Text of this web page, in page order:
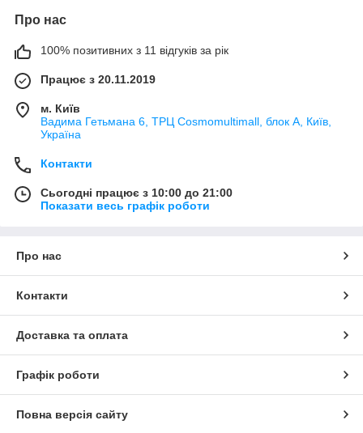
Про нас
100% позитивних з 11 відгуків за рік
Працює з 20.11.2019
м. Київ
Вадима Гетьмана 6, ТРЦ Cosmomultimall, блок А, Київ,
Україна
Контакти
Сьогодні працює з 10:00 до 21:00
Показати весь графік роботи
Про нас
Контакти
Доставка та оплата
Графік роботи
Повна версія сайту